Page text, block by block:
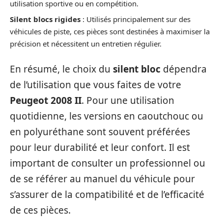
utilisation sportive ou en compétition.
Silent blocs rigides : Utilisés principalement sur des
véhicules de piste, ces pièces sont destinées à maximiser la
précision et nécessitent un entretien régulier.
En résumé, le choix du silent bloc dépendra
de l’utilisation que vous faites de votre
Peugeot 2008 II. Pour une utilisation
quotidienne, les versions en caoutchouc ou
en polyuréthane sont souvent préférées
pour leur durabilité et leur confort. Il est
important de consulter un professionnel ou
de se référer au manuel du véhicule pour
s’assurer de la compatibilité et de l’efficacité
de ces pièces.